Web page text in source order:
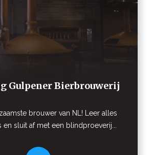
Gulpener Bierbrouwerij
brouwer van NL! Leer alles
sluit af met een blindproeverij...